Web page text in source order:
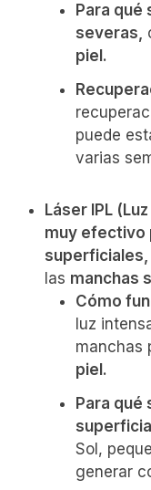
Para qué
severas,
piel.
puede
varias
Láser IPL
muy efectivo
superficiales,
las manchas
Cómo
luz
manchas
piel.
Para qué
Sol,
generar